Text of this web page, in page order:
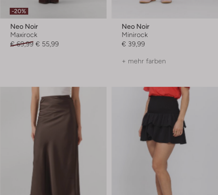
-20%
Neo Noir
Maxirock
€ 69,99 € 55,99
Neo Noir
Minirock
€ 39,99
+ mehr farben